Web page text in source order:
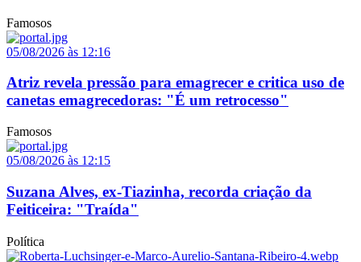
Famosos
05/08/2026 às 12:16
Atriz revela pressão para emagrecer e critica uso de
canetas emagrecedoras: "É um retrocesso"
Famosos
05/08/2026 às 12:15
Suzana Alves, ex-Tiazinha, recorda criação da
Feiticeira: "Traída"
Política